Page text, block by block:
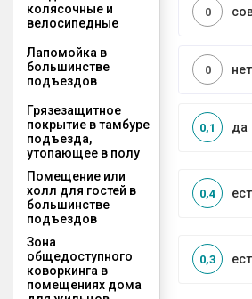
колясочные и
велосипедные
0
Лапомойка в
большинстве
подъездов
нет
0
Грязезащитное
покрытие в тамбуре
подъезда,
утопающее в полу
да
0,1
Помещение или
холл для гостей в
большинстве
подъездов
0,4
Зона
общедоступного
коворкинга в
помещениях дома
0,3